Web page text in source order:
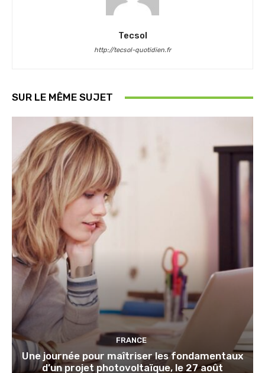
Tecsol
http://tecsol-quotidien.fr
SUR LE MÊME SUJET
FRANCE
Une journée pour maîtriser les fondamentaux
d’un projet photovoltaïque, le 27 août